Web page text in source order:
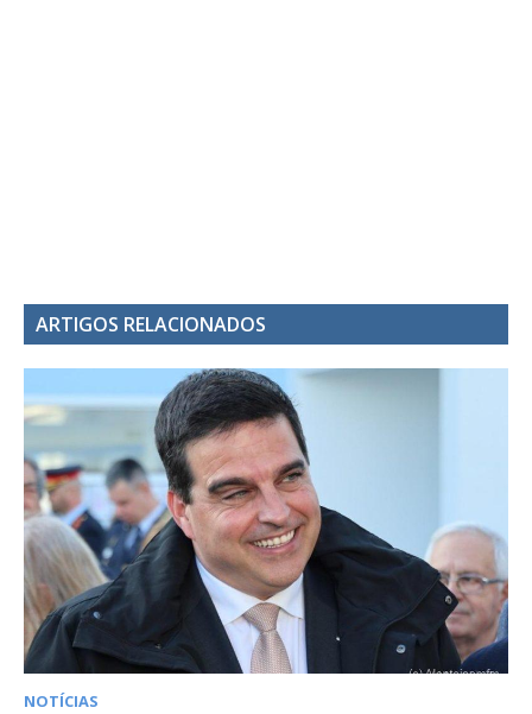
ARTIGOS RELACIONADOS
NOTÍCIAS